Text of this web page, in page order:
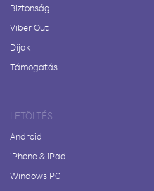
Biztonság
Viber Out
Díjak
Támogatás
LETÖLTÉS
Android
iPhone & iPad
Windows PC